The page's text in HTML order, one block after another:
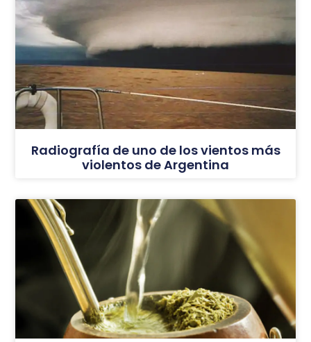
Radiografía de uno de los vientos más
violentos de Argentina